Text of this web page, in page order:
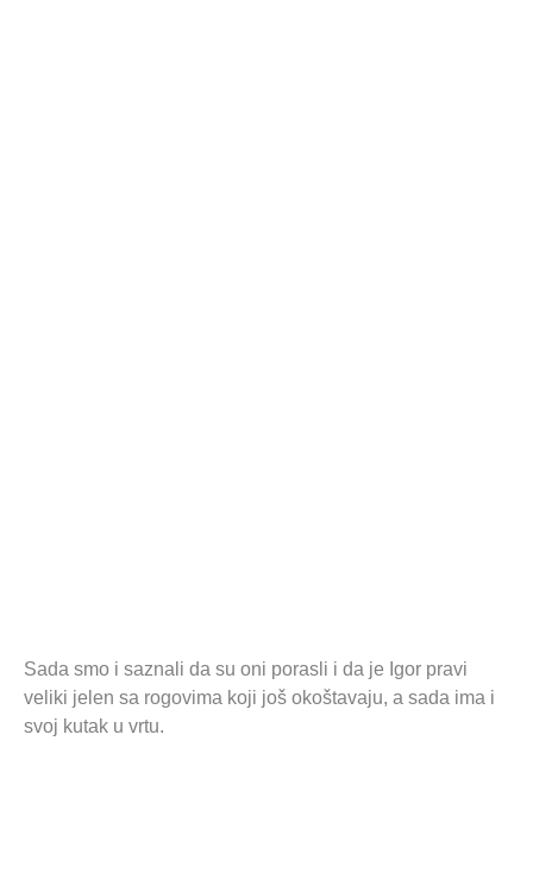
Sada smo i saznali da su oni porasli i da je Igor pravi
veliki jelen sa rogovima koji još okoštavaju, a sada ima i
svoj kutak u vrtu.